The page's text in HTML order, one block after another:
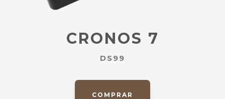
CRONOS 7
DS99
COMPRAR